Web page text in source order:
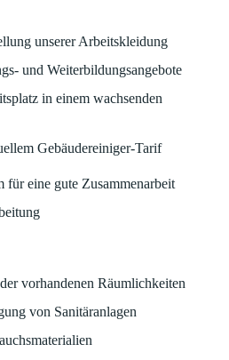
unserer Arbeitskleidung
und Weiterbildungsangebote
in einem wachsenden
Gebäudereiniger-Tarif
für eine gute Zusammenarbeit
vorhandenen Räumlichkeiten
von Sanitäranlagen